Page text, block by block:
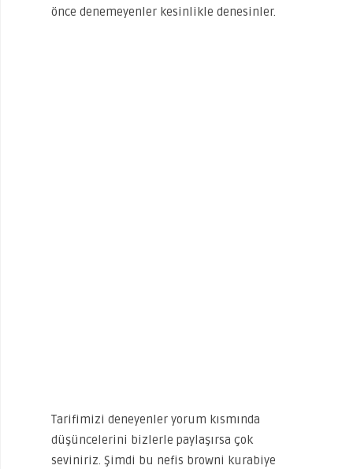
önce denemeyenler kesinlikle denesinler.
Tarifimizi deneyenler yorum kısmında
düşüncelerini bizlerle paylaşırsa çok
seviniriz. Şimdi bu nefis browni kurabiye